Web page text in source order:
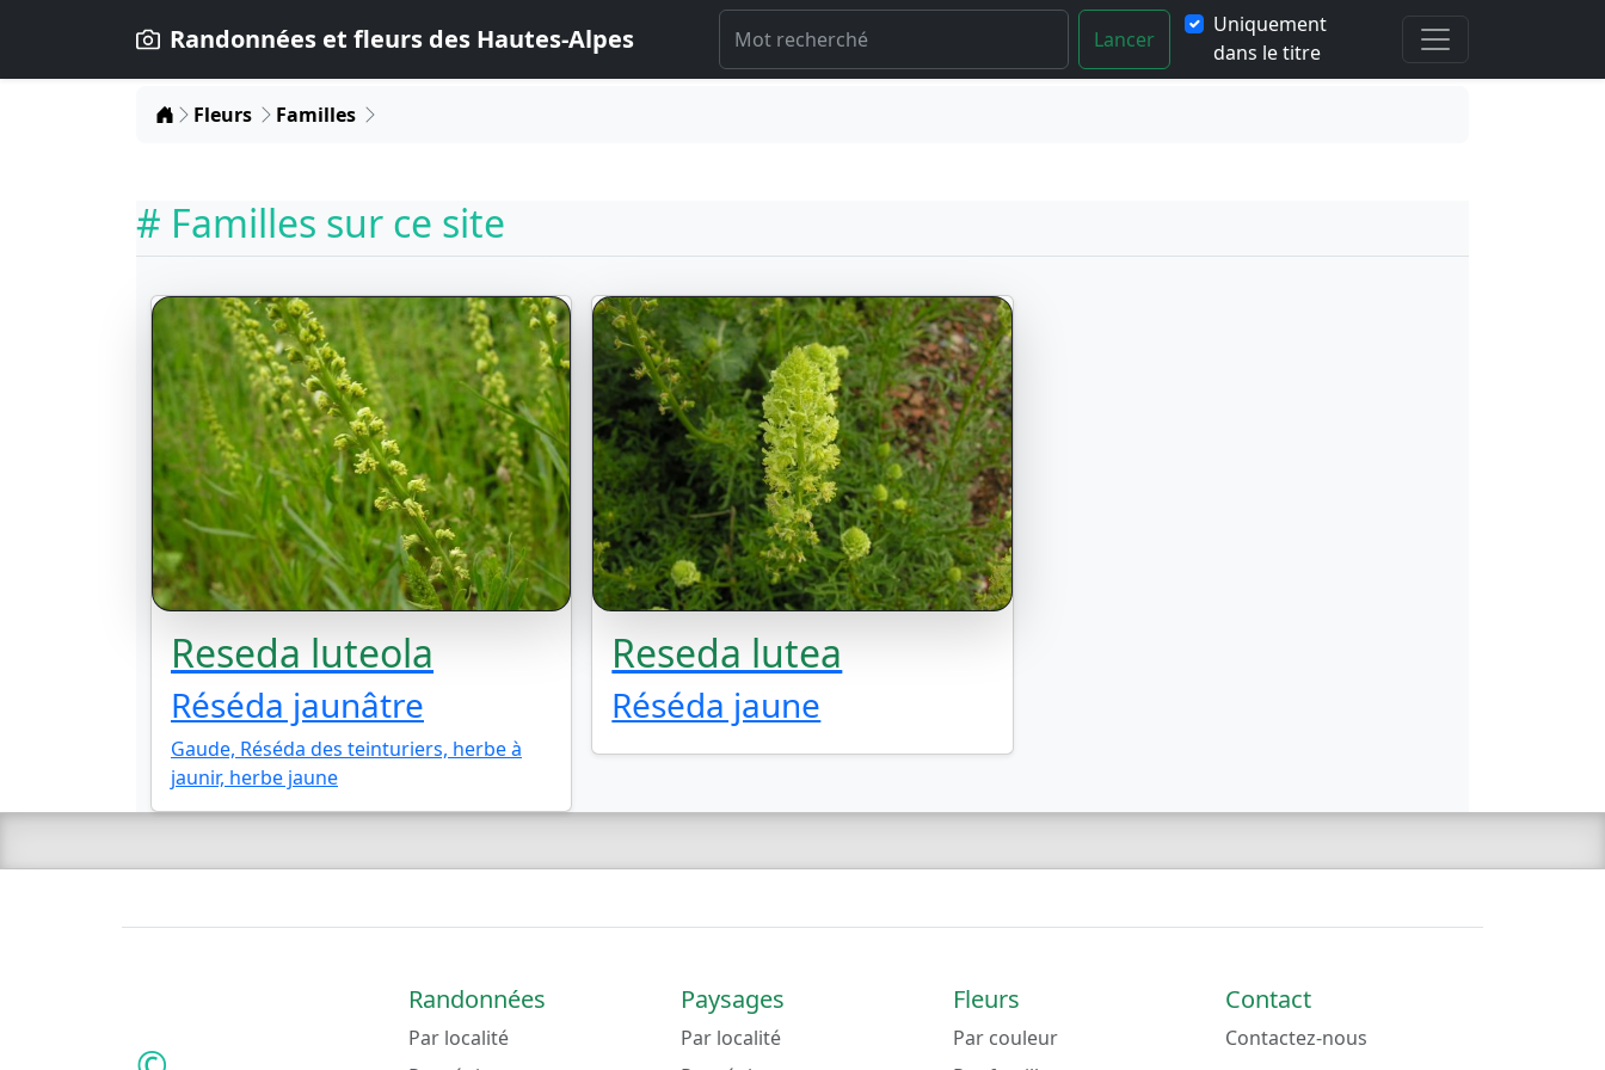
Randonnées et fleurs des Hautes-Alpes Lancer
Uniquement
dans le titre
Home
Fleurs Familles
# Familles sur ce site
Reseda luteola
Réséda jaunâtre
Gaude, Réséda des teinturiers, herbe à
jaunir, herbe jaune
Reseda lutea
Réséda jaune
Randonnées
Par localité
Paysages
Par localité
Fleurs
Par couleur
Contact
Contactez-nous